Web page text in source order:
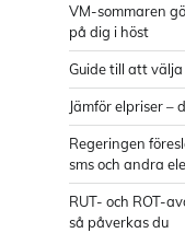
VM-sommaren
på dig i höst
Guide till att
Jämför elpriser –
Regeringen
sms och andra
RUT- och ROT-
så påverkas du